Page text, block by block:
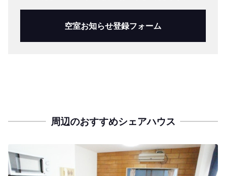
空室お知らせ登録フォーム
周辺のおすすめシェアハウス